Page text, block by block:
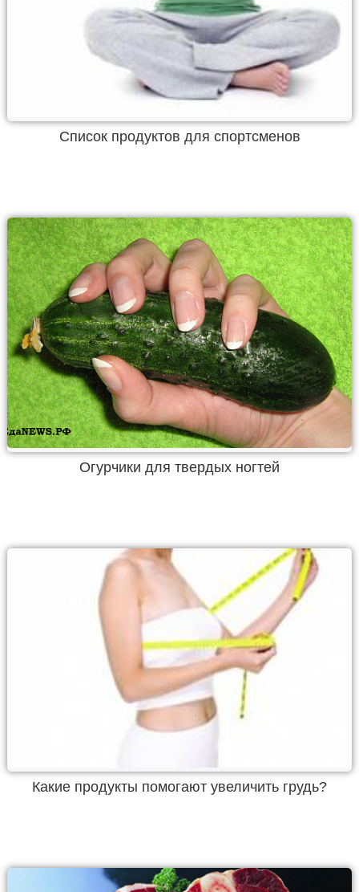
Список продуктов для спортсменов
Огурчики для твердых ногтей
Какие продукты помогают увеличить грудь?